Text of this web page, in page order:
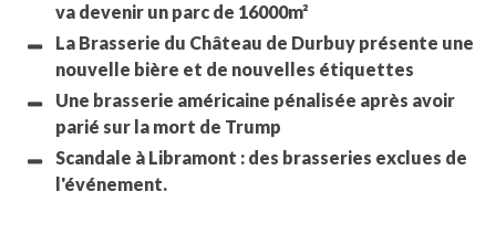
va devenir un parc de 16000m²
La Brasserie du Château de Durbuy présente une
nouvelle bière et de nouvelles étiquettes
Une brasserie américaine pénalisée après avoir
parié sur la mort de Trump
Scandale à Libramont : des brasseries exclues de
l'événement.